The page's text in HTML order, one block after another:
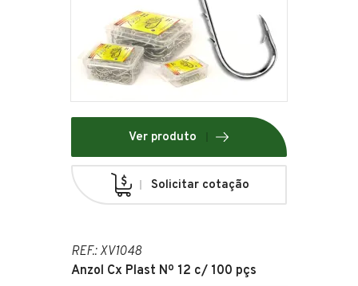
Ver produto
Solicitar cotação
REF.: XV1048
Anzol Cx Plast Nº 12 c/ 100 pçs